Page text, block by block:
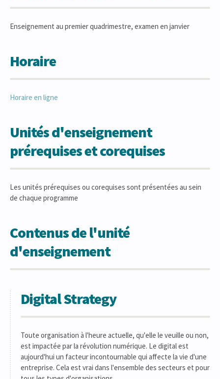
Enseignement au premier quadrimestre, examen en janvier
Horaire
Horaire en ligne
Unités d'enseignement
prérequises et corequises
Les unités prérequises ou corequises sont présentées au sein
de chaque programme
Contenus de l'unité
d'enseignement
Digital Strategy
Toute organisation à l'heure actuelle, qu'elle le veuille ou non,
est impactée par la révolution numérique. Le digital est
aujourd'hui un facteur incontournable qui affecte la vie d'une
entreprise. Cela est vrai dans l'ensemble des secteurs et pour